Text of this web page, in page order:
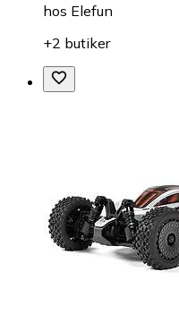
hos Elefun
+2 butiker